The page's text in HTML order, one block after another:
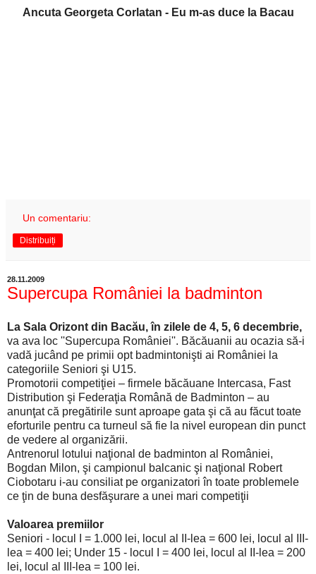
Ancuta Georgeta Corlatan - Eu m-as duce la Bacau
Un comentariu:
Distribuiți
28.11.2009
Supercupa României la badminton
La Sala Orizont din Bacău, în zilele de 4, 5, 6 decembrie,
va ava loc ''Supercupa României''. Băcăuanii au ocazia să-i
vadă jucând pe primii opt badmintonişti ai României la
categoriile Seniori şi U15.
Promotorii competiţiei – firmele băcăuane Intercasa, Fast
Distribution şi Federaţia Română de Badminton – au
anunţat că pregătirile sunt aproape gata şi că au făcut toate
eforturile pentru ca turneul să fie la nivel european din punct
de vedere al organizării.
Antrenorul lotului naţional de badminton al României,
Bogdan Milon, şi campionul balcanic şi naţional Robert
Ciobotaru i-au consiliat pe organizatori în toate problemele
ce ţin de buna desfăşurare a unei mari competiţii
Valoarea premiilor
Seniori - locul I = 1.000 lei, locul al II-lea = 600 lei, locul al III-
lea = 400 lei; Under 15 - locul I = 400 lei, locul al II-lea = 200
lei, locul al III-lea = 100 lei.